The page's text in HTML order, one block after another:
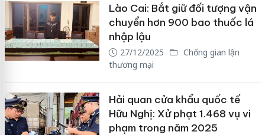
Lào Cai: Bắt giữ đối tượng vận
chuyển hơn 900 bao thuốc lá
nhập lậu
27/12/2025
Chống gian lận
thương mại
Hải quan cửa khẩu quốc tế
Hữu Nghị: Xử phạt 1.468 vụ vi
phạm trong năm 2025